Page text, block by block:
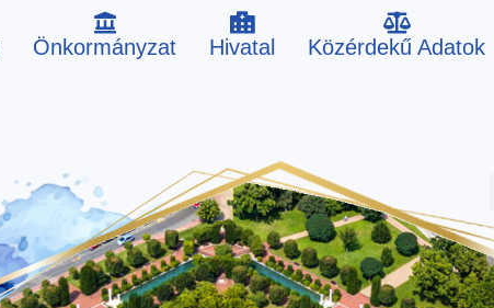
Önkormányzat Hivatal Közérdekű Adatok